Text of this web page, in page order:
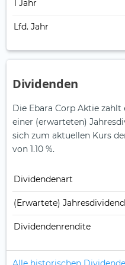
1 Jahr
Lfd. Jahr
Dividenden
Die Ebara Corp Aktie
einer (erwarteten)
sich zum aktuellen Kurs
von 1.10 %.
Dividendenart
(Erwartete)
Dividendenrendite